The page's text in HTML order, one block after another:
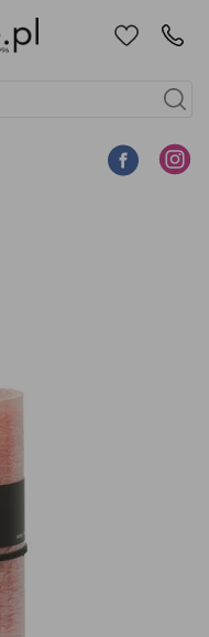
UlubioneKontakt
Szukaj
Facebook